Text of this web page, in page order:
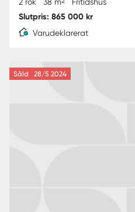
Slutpris: 865 000 kr
Varudeklarerat
Såld 28/5 2024